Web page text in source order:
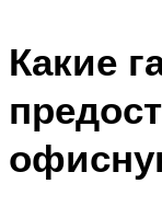
Какие